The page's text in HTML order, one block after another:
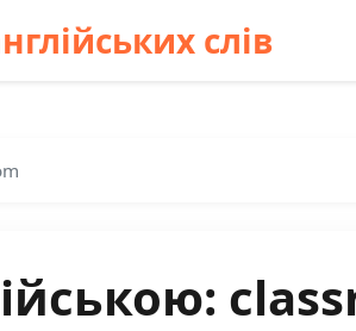
слів